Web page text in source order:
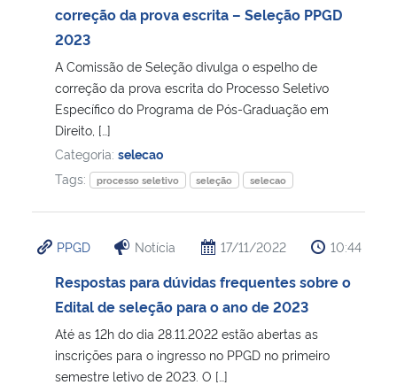
correção da prova escrita – Seleção PPGD
2023
A Comissão de Seleção divulga o espelho de
correção da prova escrita do Processo Seletivo
Específico do Programa de Pós-Graduação em
Direito, […]
Categoria: selecao
Tags:
processo seletivo seleção selecao
PPGD Notícia 17/11/2022 10:44
Respostas para dúvidas frequentes sobre o
Edital de seleção para o ano de 2023
Até as 12h do dia 28.11.2022 estão abertas as
inscrições para o ingresso no PPGD no primeiro
semestre letivo de 2023. O […]